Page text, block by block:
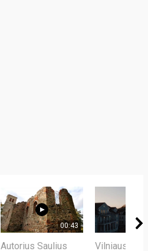
00:43
Autorius Saulius
Vilniaus